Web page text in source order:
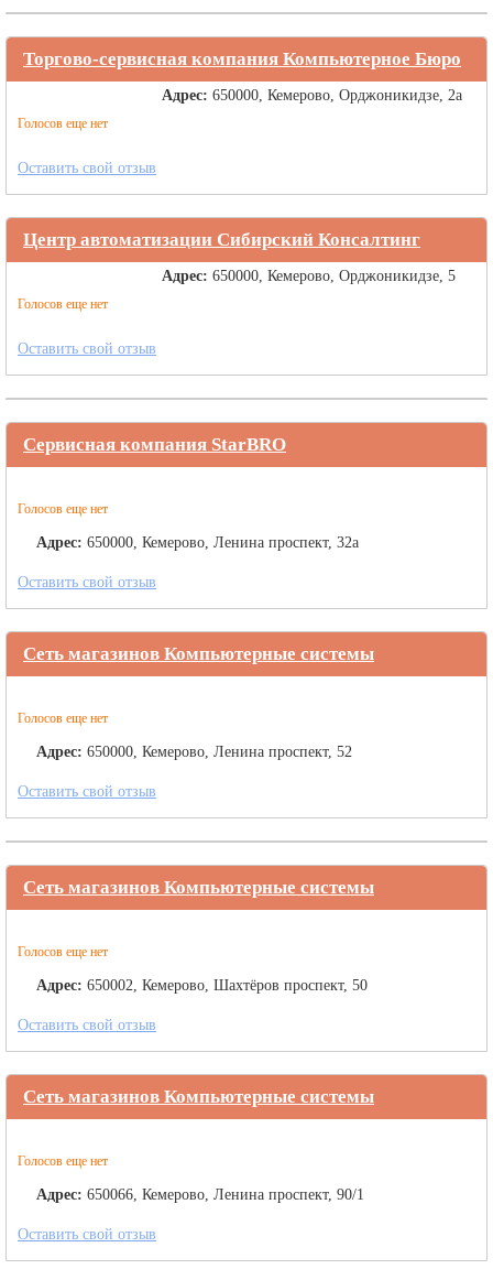
Торгово-сервисная компания Компьютерное Бюро
Голосов еще нет
Адрес: 650000, Кемерово, Орджоникидзе, 2а
Оставить свой отзыв
Центр автоматизации Сибирский Консалтинг
Голосов еще нет
Адрес: 650000, Кемерово, Орджоникидзе, 5
Оставить свой отзыв
Сервисная компания StarBRO
Голосов еще нет
Адрес: 650000, Кемерово, Ленина проспект, 32а
Оставить свой отзыв
Сеть магазинов Компьютерные системы
Голосов еще нет
Адрес: 650000, Кемерово, Ленина проспект, 52
Оставить свой отзыв
Сеть магазинов Компьютерные системы
Голосов еще нет
Адрес: 650002, Кемерово, Шахтёров проспект, 50
Оставить свой отзыв
Сеть магазинов Компьютерные системы
Голосов еще нет
Адрес: 650066, Кемерово, Ленина проспект, 90/1
Оставить свой отзыв